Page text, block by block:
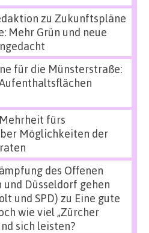
zu Zukunftspläne
Mehr Grün und neue
für die Münsterstraße:
fürs
Möglichkeiten der
des Offenen
und Düsseldorf gehen
und SPD) zu Eine gute
wie viel „Zürcher
sich leisten?